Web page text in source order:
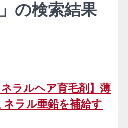
の検索結果
ラルヘア育毛剤】薄
ネラル亜鉛を補給す